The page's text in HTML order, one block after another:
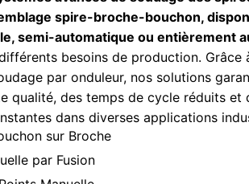
spire-broche-bouchon,
semi-automatique ou entièrement
besoins de production. Grâce
par onduleur, nos solutions
qualité, des temps de cycle réduits et
dans diverses applications
sur Broche
par Fusion